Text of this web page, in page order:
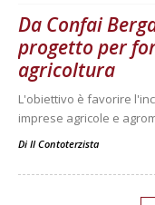
Da Confai
progetto per
agricoltura
L'obiettivo è favorire
imprese agricole e
Di Il Contoterzista